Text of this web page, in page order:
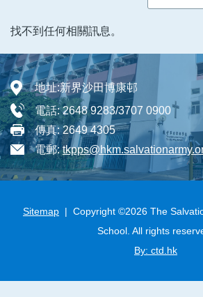
找不到任何相關訊息。
地址:新界沙田博康邨
電話:2648 9283/3707 0900
傳真:2649 4305
電郵:
Sitemap | Copyright ©2026 The
School. All rights
By: ctd.hk